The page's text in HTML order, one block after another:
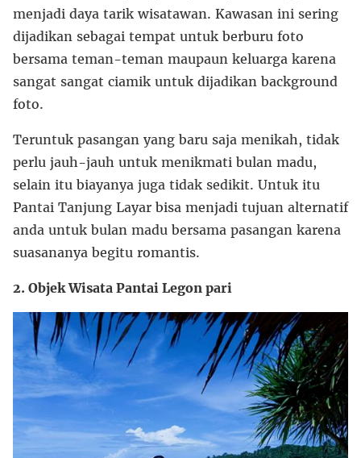
menjadi daya tarik wisatawan. Kawasan ini sering
dijadikan sebagai tempat untuk berburu foto
bersama teman-teman maupaun keluarga karena
sangat sangat ciamik untuk dijadikan background
foto.
Teruntuk pasangan yang baru saja menikah, tidak
perlu jauh-jauh untuk menikmati bulan madu,
selain itu biayanya juga tidak sedikit. Untuk itu
Pantai Tanjung Layar bisa menjadi tujuan alternatif
anda untuk bulan madu bersama pasangan karena
suasananya begitu romantis.
2. Objek Wisata Pantai Legon pari